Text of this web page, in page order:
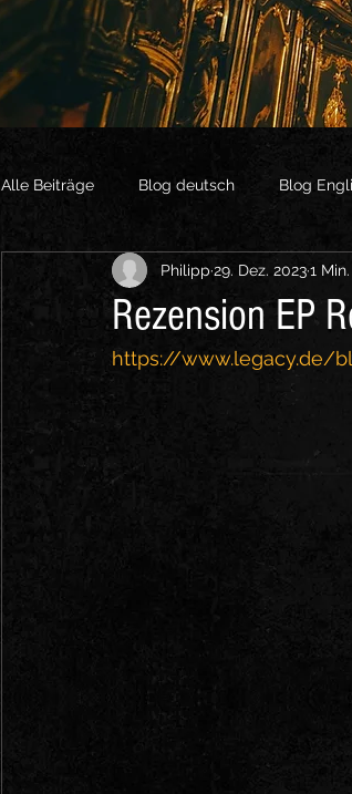
Alle Beiträge Blog deutsch Blog
Vlogs English Sonstige Videos
Rezension EP
Philipp 29. Dez. 20231
https://www.legacy.de/